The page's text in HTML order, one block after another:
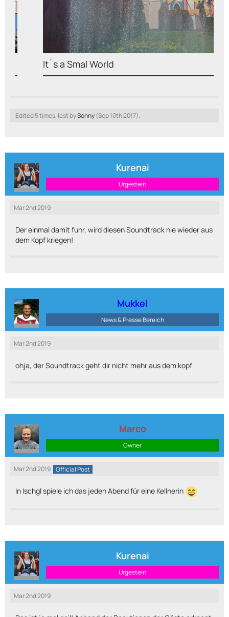
It´s a Smal World
Edited 5 times, last bySonny(Sep 10th 2017).
Kurenai
Urgestein
Mar 2nd 2019
Der einmal damit fuhr, wird diesen Soundtrack nie wieder aus
dem Kopf kriegen!
Mukkel
News & Presse Bereich
Mar 2nd 2019
ohja, der Soundtrack geht dir nicht mehr aus dem kopf
Marco
Owner
Mar 2nd 2019 Official Post
In Ischgl spiele ich das jeden Abend für eine Kellnerin
Kurenai
Urgestein
Mar 2nd 2019